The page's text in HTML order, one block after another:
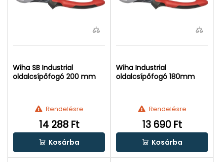
Wiha SB Industrial
oldalcsípőfogó 200 mm
Rendelésre
14 288 Ft
Kosárba
Wiha Industrial
oldalcsípőfogó 180mm
Rendelésre
13 690 Ft
Kosárba